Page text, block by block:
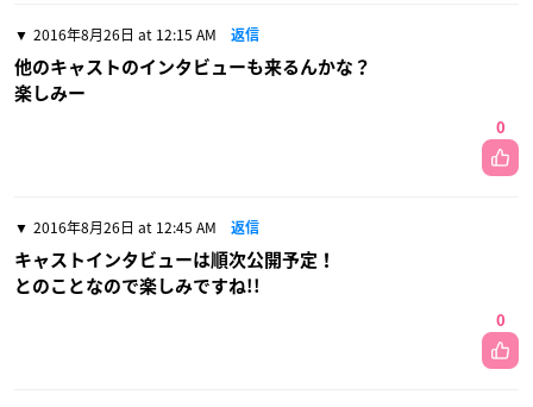
2016年8月26日 at 12:15 AM 返信
他のキャストのインタビューも来るんかな？
楽しみー
0
2016年8月26日 at 12:45 AM 返信
キャストインタビューは順次公開予定！
とのことなので楽しみですね!!
0